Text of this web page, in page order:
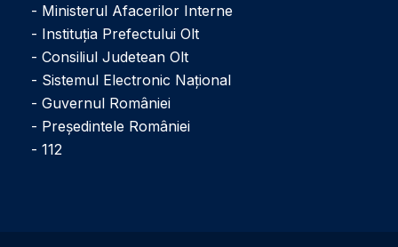
- Ministerul Afacerilor Interne
- Instituţia Prefectului Olt
- Consiliul Judetean Olt
- Sistemul Electronic Naţional
- Guvernul României
- Președintele României
- 112